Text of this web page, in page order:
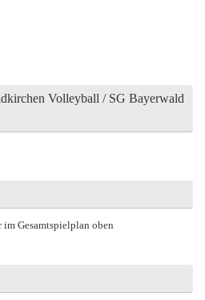
Volleyball / SG Bayerwald
Gesamtspielplan oben